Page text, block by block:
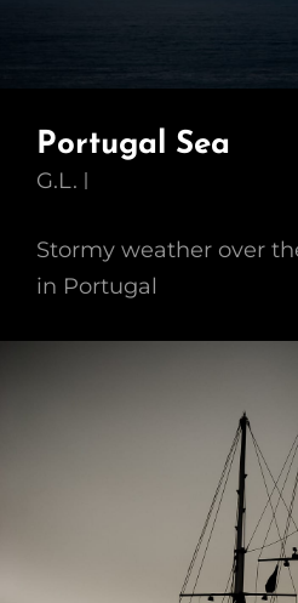
Portugal Sea
G.L.
Stormy weather over
in Portugal